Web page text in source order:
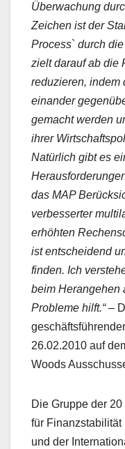
Überwachung
Zeichen ist der
Process` durch
zielt darauf ab die
reduzieren, indem
einander
gemacht werden
ihrer
Natürlich gibt es
das MAP
verbesserter
erhöhten
ist entscheidend
finden. Ich
beim Herangehen
Probleme hilft.“–
26.02.2010 auf
Woods
Die Gruppe der
für
und der